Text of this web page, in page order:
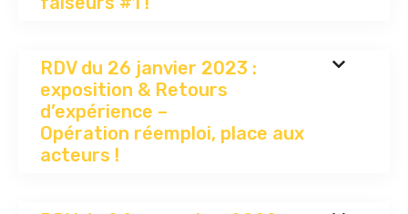
RDV du 26 janvier 2023 :
exposition & Retours
d’expérience –
Opération réemploi, place aux
acteurs !